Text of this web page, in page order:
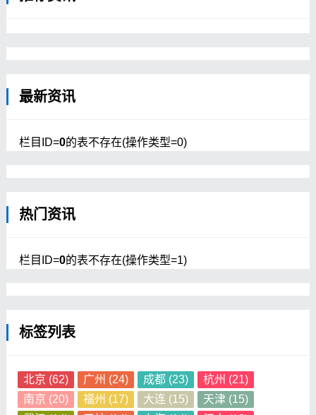
最新资讯
栏目ID=0的表不存在(操作类型=0)
热门资讯
栏目ID=0的表不存在(操作类型=1)
标签列表
北京 (62) 广州 (24) 成都(23) 杭州 (21)
南京 (20) 福州 (17) 大连 (15) 天津(15)